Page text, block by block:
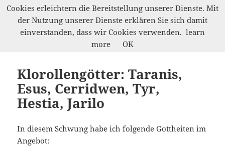
Werkelwald
Klorollengötter: Taranis,
Esus, Cerridwen, Tyr,
Hestia, Jarilo
In diesem Schwung habe ich folgende Gottheiten im
Angebot:
Cookies erleichtern die Bereitstellung unserer Dienste. Mit
der Nutzung unserer Dienste erklären Sie sich damit
einverstanden, dass wir Cookies verwenden. learn
more
OK